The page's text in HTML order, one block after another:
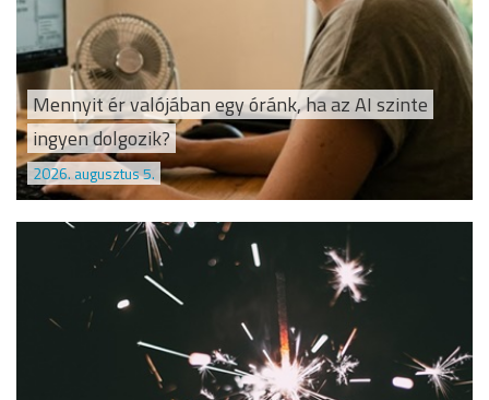
Mennyit ér valójában egy óránk, ha az AI szinte
ingyen dolgozik?
2026. augusztus 5.